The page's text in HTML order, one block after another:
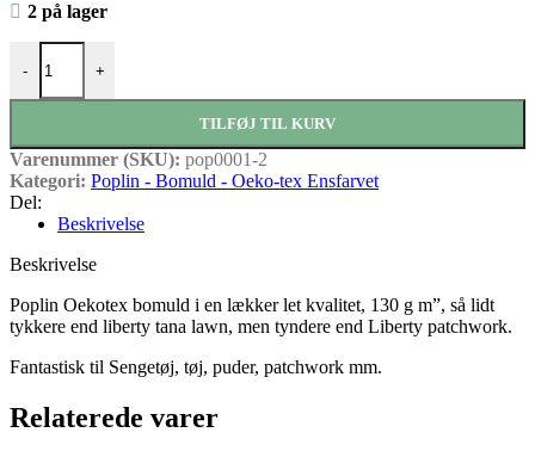
2 på lager
-
Poplin Petrol antal
+
TILFØJ TIL KURV
Varenummer (SKU): pop0001-2
Kategori: Poplin - Bomuld - Oeko-tex Ensfarvet
Del:
Beskrivelse
Beskrivelse
Poplin Oekotex bomuld i en lækker let kvalitet, 130 g m”, så lidt
tykkere end liberty tana lawn, men tyndere end Liberty patchwork.
Fantastisk til Sengetøj, tøj, puder, patchwork mm.
Relaterede varer